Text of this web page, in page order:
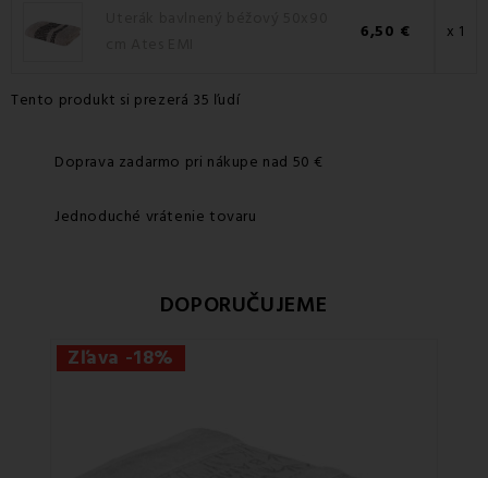
6,50 € x 1
Tento produkt si prezerá 35 ľudí
Doprava zadarmo pri nákupe nad 50 €
Jednoduché vrátenie tovaru
DOPORUČUJEME
Zľava -18%